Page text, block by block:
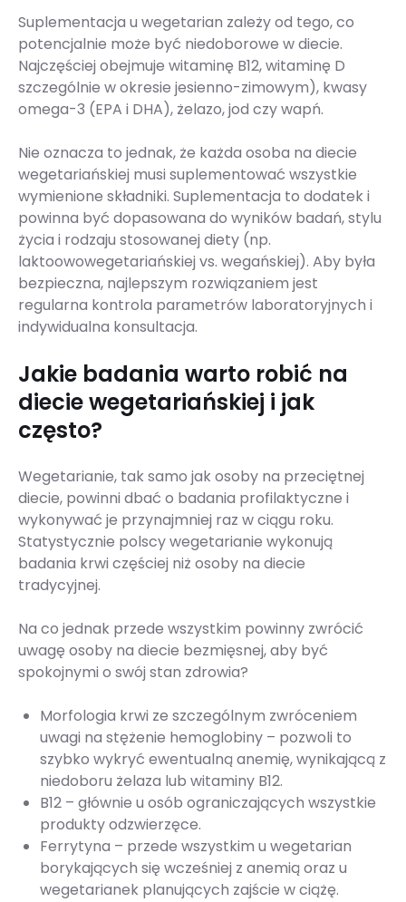
Suplementacja u wegetarian zależy od tego, co
potencjalnie może być niedoborowe w diecie.
Najczęściej obejmuje witaminę B12, witaminę D
szczególnie w okresie jesienno-zimowym), kwasy
omega-3 (EPA i DHA), żelazo, jod czy wapń.
Nie oznacza to jednak, że każda osoba na diecie
wegetariańskiej musi suplementować wszystkie
wymienione składniki. Suplementacja to dodatek i
powinna być dopasowana do wyników badań, stylu
życia i rodzaju stosowanej diety (np.
laktoowowegetariańskiej vs. wegańskiej). Aby była
bezpieczna, najlepszym rozwiązaniem jest
regularna kontrola parametrów laboratoryjnych i
indywidualna konsultacja.
Jakie badania warto robić na
diecie wegetariańskiej i jak
często?
Wegetarianie, tak samo jak osoby na przeciętnej
diecie, powinni dbać o badania profilaktyczne i
wykonywać je przynajmniej raz w ciągu roku.
Statystycznie polscy wegetarianie wykonują
badania krwi częściej niż osoby na diecie
tradycyjnej.
Na co jednak przede wszystkim powinny zwrócić
uwagę osoby na diecie bezmięsnej, aby być
spokojnymi o swój stan zdrowia?
Morfologia krwi ze szczególnym zwróceniem
uwagi na stężenie hemoglobiny – pozwoli to
szybko wykryć ewentualną anemię, wynikającą z
niedoboru żelaza lub witaminy B12.
B12 – głównie u osób ograniczających wszystkie
produkty odzwierzęce.
Ferrytyna – przede wszystkim u wegetarian
borykających się wcześniej z anemią oraz u
wegetarianek planujących zajście w ciążę.